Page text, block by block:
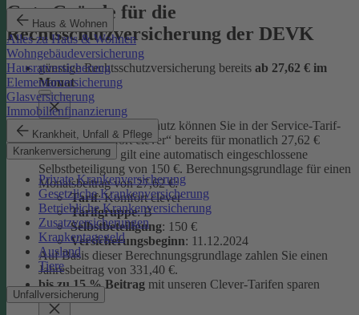
Haus & Wohnen
Alles zu Haus & Wohnen
Wohngebäudeversicherung
Hausratversicherung
Elementarversicherung
Glasversicherung
Immobilienfinanzierung
Krankheit, Unfall & Pflege
Krankenversicherung
Private Krankenversicherung
Gesetzliche Krankenversicherung
Betriebliche Krankenversicherung
Zusatzversicherungen
Krankentagegeld
Ausland
Tiere
Unfallversicherung
Gute Gründe für die
Rechtsschutzversicherung der DEVK
günstige Rechtsschutzversicherung bereits ab 27,62 € im
Monat
Unseren Privatrechtsschutz können Sie in der Service-Tarif-
Variante „Komfort clever“ bereits für monatlich 27,62 €
abschließen. Es gilt eine automatisch eingeschlossene
Selbstbeteiligung von 150 €. Berechnungsgrundlage für einen
Monatsbeitrag von 27,62 €:
Tarif: Komfort clever
Tarifgruppe: B
Selbstbeteiligung: 150 €
Versicherungsbeginn: 11.12.2024
Auf Basis dieser Berechnungsgrundlage zahlen Sie einen
Jahresbeitrag von 331,40 €.
bis zu 15 % Beitrag mit unseren Clever-Tarifen sparen